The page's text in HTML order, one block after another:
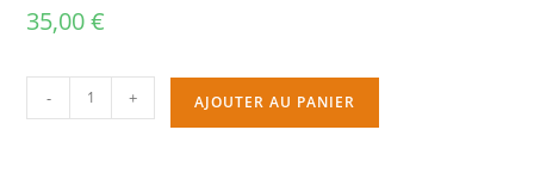
35,00€
- + AJOUTER AU PANIER